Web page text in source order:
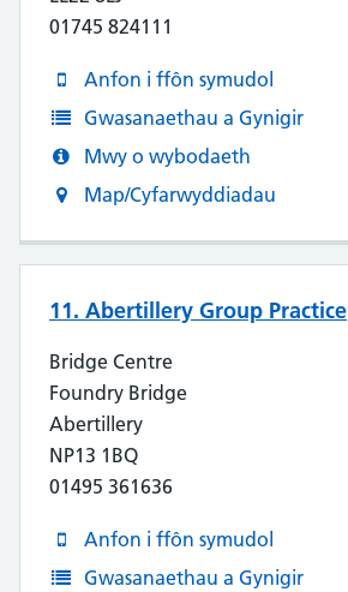
01745 824111
Anfon i ffôn symudol
Gwasanaethau a Gynigir
Mwy o wybodaeth
Map/Cyfarwyddiadau
11. Abertillery Group Practice
Bridge Centre
Foundry Bridge
Abertillery
NP13 1BQ
01495 361636
Anfon i ffôn symudol
Gwasanaethau a Gynigir